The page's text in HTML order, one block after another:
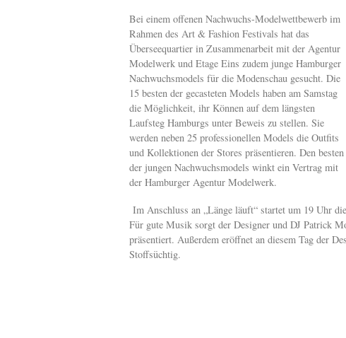
Bei einem offenen Nachwuchs-Modelwettbewerb im
Rahmen des Art & Fashion Festivals hat das
Überseequartier in Zusammenarbeit mit der Agentur
Modelwerk und Etage Eins zudem junge Hamburger
Nachwuchsmodels für die Modenschau gesucht. Die
15 besten der gecasteten Models haben am Samstag
die Möglichkeit, ihr Können auf dem längsten
Laufsteg Hamburgs unter Beweis zu stellen. Sie
werden neben 25 professionellen Models die Outfits
und Kollektionen der Stores präsentieren. Den besten
der jungen Nachwuchsmodels winkt ein Vertrag mit
der Hamburger Agentur Modelwerk.
Im Anschluss an „Länge läuft“ startet um 19 Uhr
Für gute Musik sorgt der Designer und DJ Patrick
präsentiert. Außerdem eröffnet an diesem Tag der
Stoffsüchtig.